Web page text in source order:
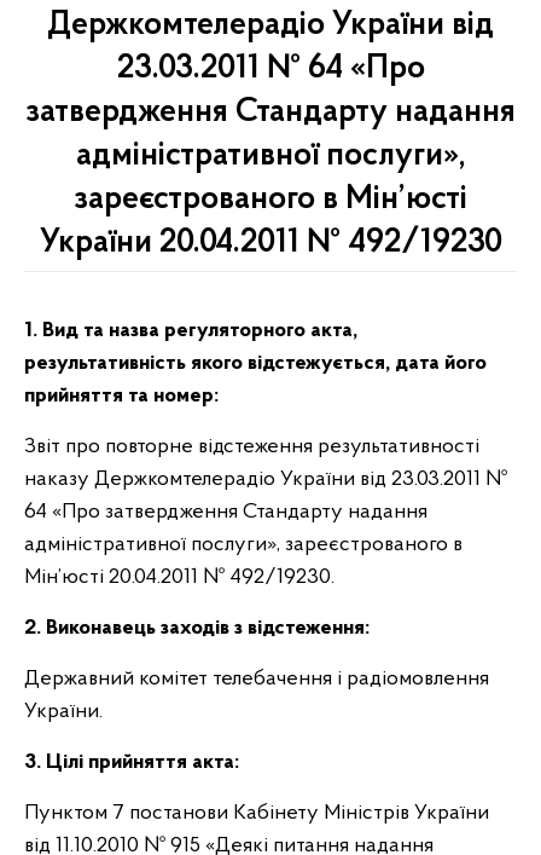
Держкомтелерадіо України від
23.03.2011 № 64 «Про
затвердження Стандарту надання
адміністративної послуги»,
зареєстрованого в Мін’юсті
України 20.04.2011 № 492/19230
1. Вид та назва регуляторного акта,
результативність якого відстежується, дата його
прийняття та номер:
Звіт про повторне відстеження результативності
наказу Держкомтелерадіо України від 23.03.2011 №
64 «Про затвердження Стандарту надання
адміністративної послуги», зареєстрованого в
Мін’юсті 20.04.2011 № 492/19230.
2. Виконавець заходів з відстеження:
Державний комітет телебачення і радіомовлення
України.
3. Цілі прийняття акта:
Пунктом 7 постанови Кабінету Міністрів України
від 11.10.2010 № 915 «Деякі питання надання